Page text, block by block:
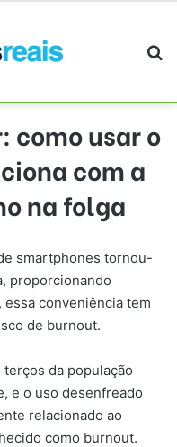
como usar o
com a
na folga
smartphones tornou-
proporcionando
conveniência tem
de burnout.
da população
e o uso desenfreado
relacionado ao
como burnout.